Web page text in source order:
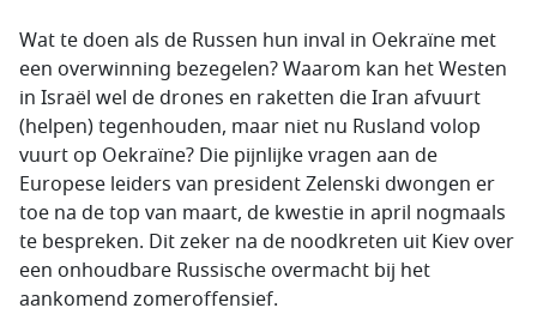
Wat te doen als de Russen hun inval in Oekraïne met
een overwinning bezegelen? Waarom kan het Westen
in Israël wel de drones en raketten die Iran afvuurt
(helpen) tegenhouden, maar niet nu Rusland volop
vuurt op Oekraïne? Die pijnlijke vragen aan de
Europese leiders van president Zelenski dwongen er
toe na de top van maart, de kwestie in april nogmaals
te bespreken. Dit zeker na de noodkreten uit Kiev over
een onhoudbare Russische overmacht bij het
aankomend zomeroffensief.